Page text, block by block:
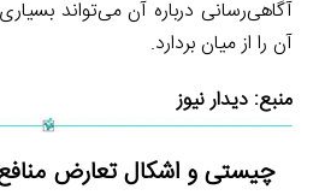
آگاهی‌رسانی درباره آن می‌تواند
آن را از میان بردارد.
منبع: دیدار نیوز
چیستی و اشکال تعارض منافع